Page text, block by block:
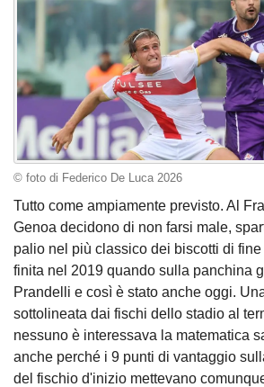
© foto di Federico De Luca 2026
Tutto come ampiamente previsto. Al
Genoa decidono di non farsi male,
palio nel più classico dei biscotti di
finita nel 2019 quando sulla panchina
Prandelli e così è stato anche oggi.
sottolineata dai fischi dello stadio al
nessuno è interessava la matematica
anche perché i 9 punti di vantaggio
del fischio d'inizio mettevano